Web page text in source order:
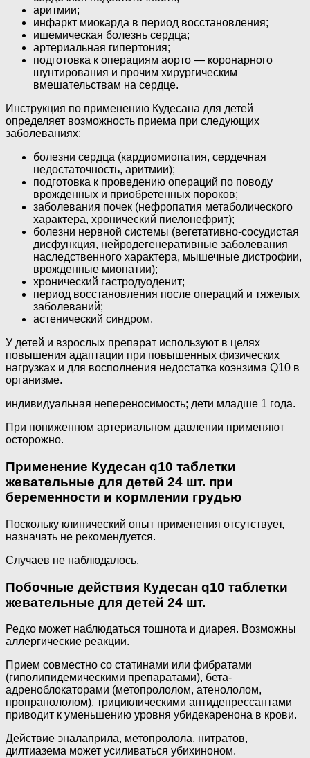
аритмии;
инфаркт миокарда в период восстановления;
ишемическая болезнь сердца;
артериальная гипертония;
подготовка к операциям аорто — коронарного
шунтирования и прочим хирургическим
вмешательствам на сердце.
Инструкция по применению Кудесана для детей
определяет возможность приема при следующих
заболеваниях:
болезни сердца (кардиомиопатия, сердечная
недостаточность, аритмии);
подготовка к проведению операций по поводу
врожденных и приобретенных пороков;
заболевания почек (нефропатия метаболического
характера, хронический пиелонефрит);
болезни нервной системы (вегетативно-сосудистая
дисфункция, нейродегенеративные заболевания
наследственного характера, мышечные дистрофии,
врожденные миопатии);
хронический гастродуоденит;
период восстановления после операций и тяжелых
заболеваний;
астенический синдром.
У детей и взрослых препарат используют в целях
повышения адаптации при повышенных физических
нагрузках и для восполнения недостатка коэнзима Q10 в
организме.
индивидуальная непереносимость; дети младше 1 года.
При пониженном артериальном давлении применяют
осторожно.
Применение Кудесан q10 таблетки
жевательные для детей 24 шт. при
беременности и кормлении грудью
Поскольку клинический опыт применения отсутствует,
назначать не рекомендуется.
Случаев не наблюдалось.
Побочные действия Кудесан q10 таблетки
жевательные для детей 24 шт.
Редко может наблюдаться тошнота и диарея. Возможны
аллергические реакции.
Прием совместно со статинами или фибратами
(гиполипидемическими препаратами), бета-
адреноблокаторами (метопрололом, атенололом,
пропранололом), трициклическими антидепрессантами
приводит к уменьшению уровня убидекаренона в крови.
Действие эналаприла, метопролола, нитратов,
дилтиазема может усиливаться убихиноном.